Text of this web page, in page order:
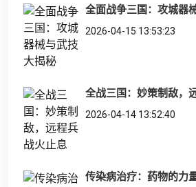
全面战争三国：攻城器
2026-04-15 13:53:23
全战三国：妙策制敌，
2026-04-14 13:52:40
传染病治疗：药物的力